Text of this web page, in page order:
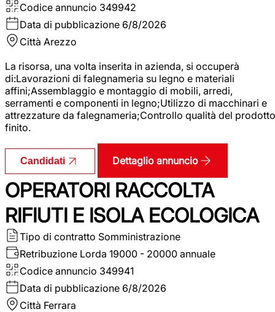
Codice annuncio 349942
Data di pubblicazione 6/8/2026
Città Arezzo
La risorsa, una volta inserita in azienda, si occuperà
di:Lavorazioni di falegnameria su legno e materiali
affini;Assemblaggio e montaggio di mobili, arredi,
serramenti e componenti in legno;Utilizzo di macchinari e
attrezzature da falegnameria;Controllo qualità del prodotto
finito.
Candidati Dettaglio annuncio
OPERATORI RACCOLTA
RIFIUTI E ISOLA ECOLOGICA
Tipo di contratto Somministrazione
Retribuzione Lorda 19000 - 20000 annuale
Codice annuncio 349941
Data di pubblicazione 6/8/2026
Città Ferrara